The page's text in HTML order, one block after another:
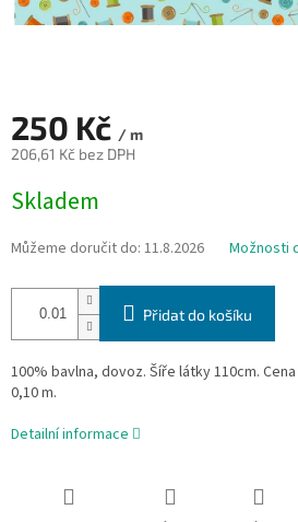
250 Kč / m
206,61 Kč bez DPH
cena:
Skladem
Můžeme doručit do: 11.8.2026 Možnosti
Přidat do košíku
100% bavlna, dovoz. Šíře látky 110cm.
0,10 m.
Detailní informace